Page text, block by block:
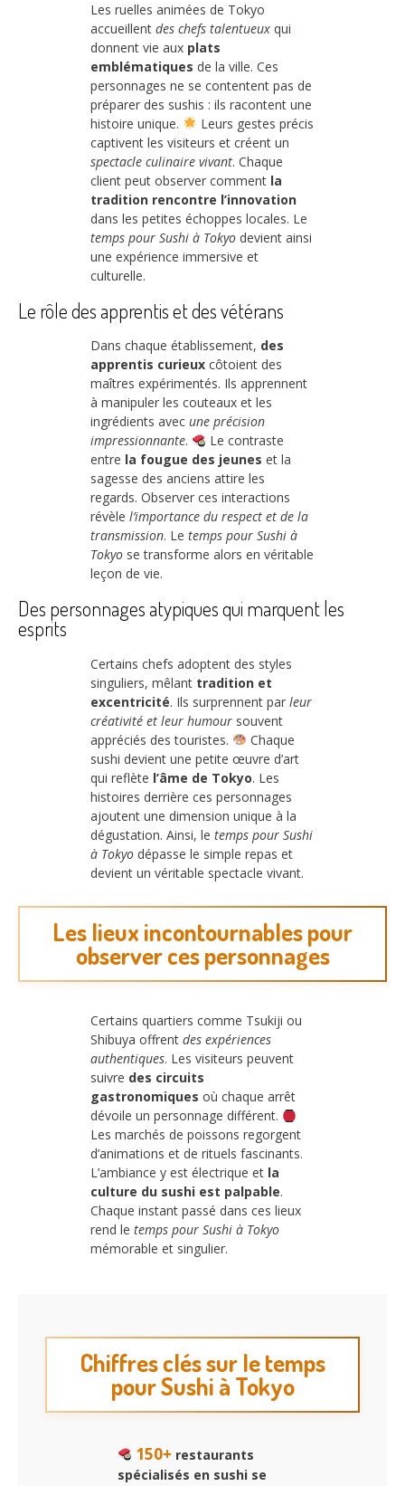
Les ruelles animées de Tokyo
accueillent des chefs talentueux qui
donnent vie aux plats
emblématiques de la ville. Ces
personnages ne se contentent pas de
préparer des sushis : ils racontent une
histoire unique.
Leurs gestes précis
captivent les visiteurs et créent un
spectacle culinaire vivant. Chaque
client peut observer comment la
tradition rencontre l’innovation
dans les petites échoppes locales. Le
temps pour Sushi à Tokyo devient ainsi
une expérience immersive et
culturelle.
Le rôle des apprentis et des vétérans
Dans chaque établissement, des
apprentis curieux côtoient des
maîtres expérimentés. Ils apprennent
à manipuler les couteaux et les
ingrédients avec une précision
impressionnante.
Le contraste
entre la fougue des jeunes et la
sagesse des anciens attire les
regards. Observer ces interactions
révèle l’importance du respect et de la
transmission. Le temps pour Sushi à
Tokyo se transforme alors en véritable
leçon de vie.
Des personnages atypiques qui marquent les
esprits
Certains chefs adoptent des styles
singuliers, mêlant tradition et
excentricité. Ils surprennent par leur
créativité et leur humour souvent
appréciés des touristes.
Chaque
sushi devient une petite œuvre d’art
qui reflète l’âme de Tokyo. Les
histoires derrière ces personnages
ajoutent une dimension unique à la
dégustation. Ainsi, le temps pour Sushi
à Tokyo dépasse le simple repas et
devient un véritable spectacle vivant.
Les lieux incontournables pour
observer ces personnages
Certains quartiers comme Tsukiji ou
Shibuya offrent des expériences
authentiques. Les visiteurs peuvent
suivre des circuits
gastronomiques où chaque arrêt
dévoile un personnage différent.
Les marchés de poissons regorgent
d’animations et de rituels fascinants.
L’ambiance y est électrique et la
culture du sushi est palpable.
Chaque instant passé dans ces lieux
rend le temps pour Sushi à Tokyo
mémorable et singulier.
Chiffres clés sur le temps
pour Sushi à Tokyo
150+ restaurants
spécialisés en sushi se